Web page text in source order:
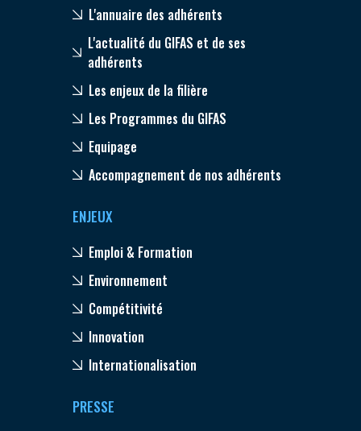
L'annuaire des adhérents
L'actualité du GIFAS et de ses
adhérents
Les enjeux de la filière
Les Programmes du GIFAS
Equipage
Accompagnement de nos adhérents
ENJEUX
Emploi & Formation
Environnement
Compétitivité
Innovation
Internationalisation
PRESSE